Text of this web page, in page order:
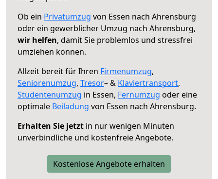
Ob ein Privatumzug von Essen nach Ahrensburg
oder ein gewerblicher Umzug nach Ahrensburg,
wir helfen, damit Sie problemlos und stressfrei
umziehen können.
Allzeit bereit für Ihren Firmenumzug,
Seniorenumzug, Tresor– & Klaviertransport,
Studentenumzug in Essen, Fernumzug oder eine
optimale Beiladung von Essen nach Ahrensburg.
Erhalten Sie jetzt in nur wenigen Minuten
unverbindliche und kostenfreie Angebote.
Kostenlose Angebote erhalten